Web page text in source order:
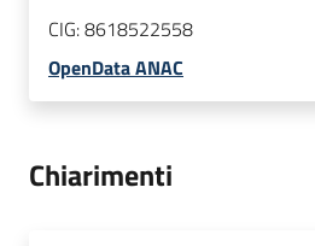
CIG:8618522558
OpenData ANAC
Chiarimenti